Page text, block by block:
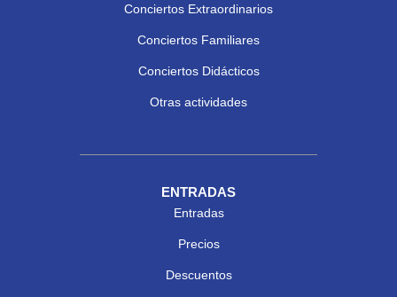
Conciertos Extraordinarios
Conciertos Familiares
Conciertos Didácticos
Otras actividades
ENTRADAS
Entradas
Precios
Descuentos